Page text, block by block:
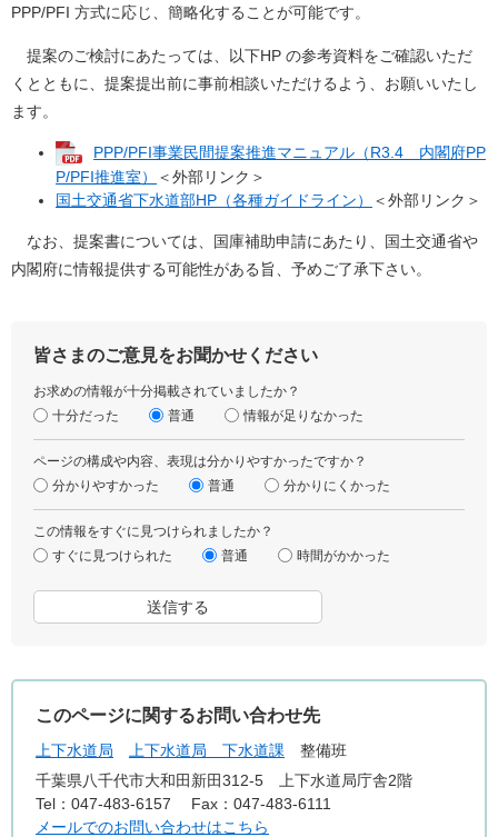
PPP/PFI 方式に応じ、簡略化することが可能です。
提案のご検討にあたっては、以下HP の参考資料をご確認いただ
くとともに、提案提出前に事前相談いただけるよう、お願いいたし
ます。
PPP/PFI事業民間提案推進マニュアル（R3.4 内閣府PP
P/PFI推進室）
＜外部リンク＞
国土交通省下水道部HP（各種ガイドライン）
＜外部リンク＞
なお、提案書については、国庫補助申請にあたり、国土交通省や
内閣府に情報提供する可能性がある旨、予めご了承下さい。
皆さまのご意見をお聞かせください
お求めの情報が十分掲載されていましたか？
十分だった
普通 情報が足りなかった
ページの構成や内容、表現は分かりやすかったですか？
分かりやすかった
普通 分かりにくかった
この情報をすぐに見つけられましたか？
すぐに見つけられた
普通 時間がかかった
このページに関するお問い合わせ先
上下水道局 上下水道局 下水道課
整備班
千葉県八千代市大和田新田312-5 上下水道局庁舎2階
Tel：047-483-6157
Fax：047-483-6111
メールでのお問い合わせはこちら